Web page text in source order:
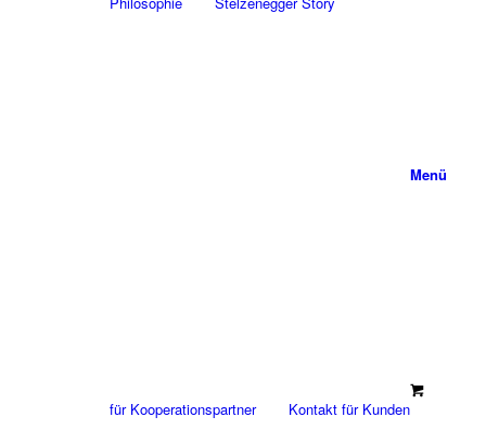
für Kooperationspartner Kontakt für Kunden
Menü